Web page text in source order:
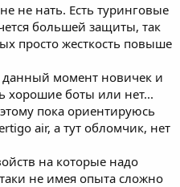
не нать. Есть туринговые
большей защиты, так
просто жесткость повыше
данный момент новичек и
хорошие боты или нет...
пока ориентируюсь
air, а тут обломчик, нет
на которые надо
не имея опыта сложно